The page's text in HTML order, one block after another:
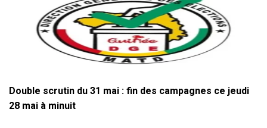
Double scrutin du 31 mai : fin des campagnes ce jeudi
28 mai à minuit